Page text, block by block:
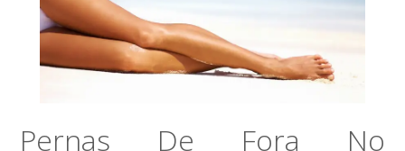
Pernas De Fora No